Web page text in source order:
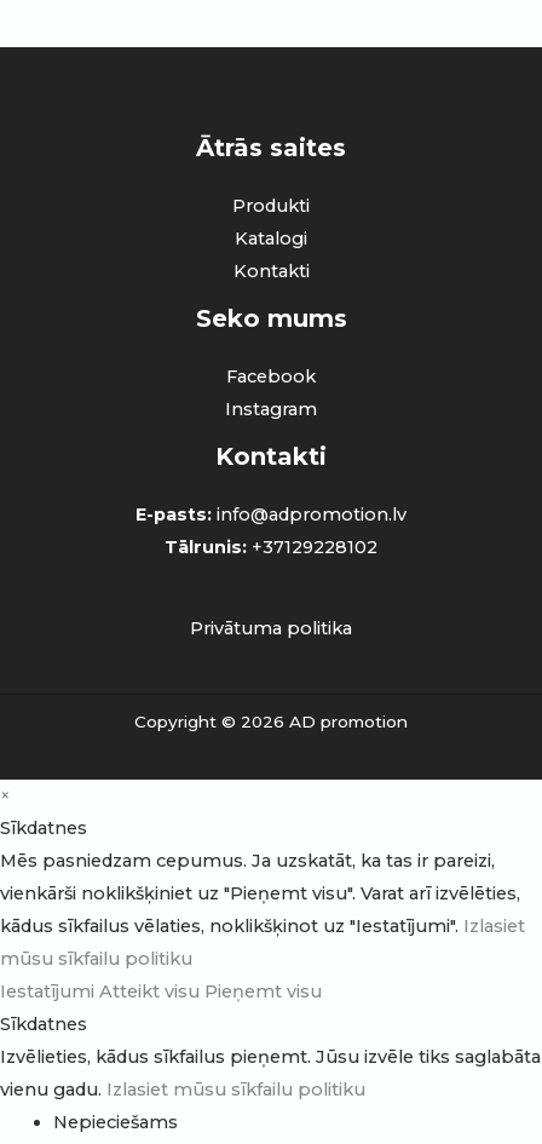
Ātrās saites
Produkti
Katalogi
Kontakti
Seko mums
Facebook
Instagram
Kontakti
E-pasts: info@adpromotion.lv
Tālrunis: +37129228102
Privātuma politika
Copyright © 2026 AD promotion
×
Sīkdatnes
Mēs pasniedzam cepumus. Ja uzskatāt, ka tas ir pareizi,
vienkārši noklikšķiniet uz "Pieņemt visu". Varat arī izvēlēties,
kādus sīkfailus vēlaties, noklikšķinot uz "Iestatījumi". Izlasiet
mūsu sīkfailu politiku
Iestatījumi Atteikt visu Pieņemt visu
Sīkdatnes
Izvēlieties, kādus sīkfailus pieņemt. Jūsu izvēle tiks saglabāta
vienu gadu. Izlasiet mūsu sīkfailu politiku
Nepieciešams